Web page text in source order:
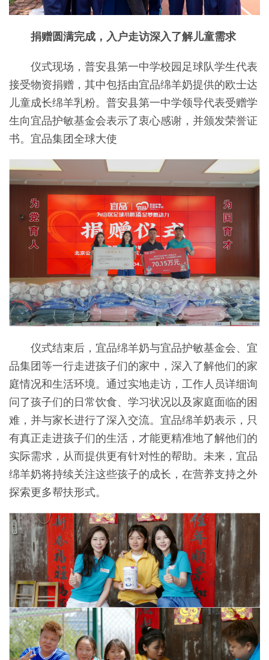
捐赠圆满完成，入户走访深入了解儿童需求
仪式现场，普安县第一中学校园足球队学生代表
接受物资捐赠，其中包括由宜品绵羊奶提供的欧士达
儿童成长绵羊乳粉。普安县第一中学领导代表受赠学
生向宜品护敏基金会表示了衷心感谢，并颁发荣誉证
书。宜品集团全球大使
仪式结束后，宜品绵羊奶与宜品护敏基金会、宜
品集团等一行走进孩子们的家中，深入了解他们的家
庭情况和生活环境。通过实地走访，工作人员详细询
问了孩子们的日常饮食、学习状况以及家庭面临的困
难，并与家长进行了深入交流。宜品绵羊奶表示，只
有真正走进孩子们的生活，才能更精准地了解他们的
实际需求，从而提供更有针对性的帮助。未来，宜品
绵羊奶将持续关注这些孩子的成长，在营养支持之外
探索更多帮扶形式。